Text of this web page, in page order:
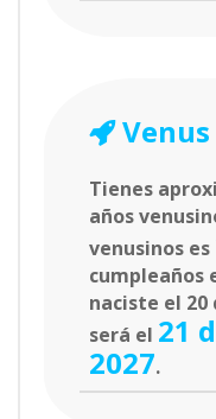
Venus
Tienes
años
venusinos es
cumpleaños
naciste el 20
será el 21
2027.